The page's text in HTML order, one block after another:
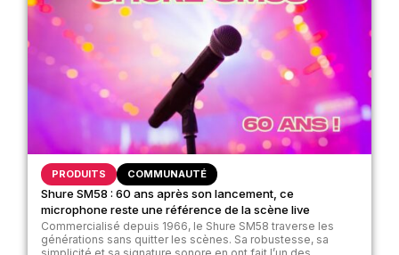
PRODUITS COMMUNAUTÉ
Shure SM58 : 60 ans après son lancement, ce
microphone reste une référence de la scène live
Commercialisé depuis 1966, le Shure SM58 traverse les
générations sans quitter les scènes. Sa robustesse, sa